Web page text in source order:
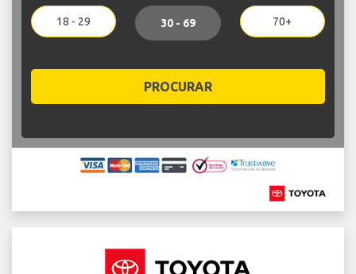
18 - 29 30 - 69 70+
PROCURAR